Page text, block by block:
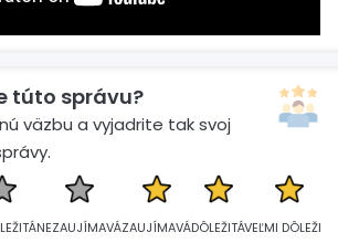
túto správu?
väzbu a vyjadrite tak svoj
NEZAUJÍMAVÁZAUJÍMAVÁDÔLEŽITÁVEĽMI DÔLEŽITÁ